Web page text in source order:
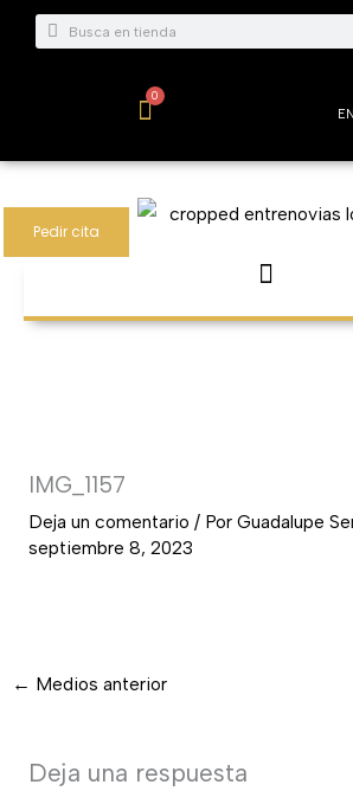
Buscar
Buscar
0
Carrito
Pedir cita
IMG_1157
Deja un comentario / Por Guadalupe
septiembre 8, 2023
← Medios anterior
Deja una respuesta